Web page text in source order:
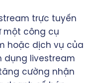
trực tuyến
một công cụ
hoặc dịch vụ của
dụng livestream
cường nhận